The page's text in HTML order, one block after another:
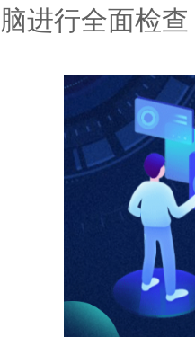
脑进行全面检查